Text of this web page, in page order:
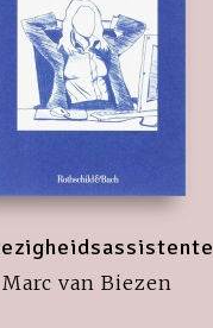
Marc van Biezen